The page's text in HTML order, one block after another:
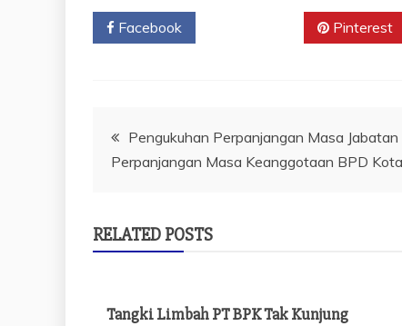
Facebook Pinterest
Navigasi
Pengukuhan Perpanjangan Masa
Perpanjangan Masa Keanggotaan BPD
RELATED POSTS
Tangki Limbah PT BPK Tak Kunjung